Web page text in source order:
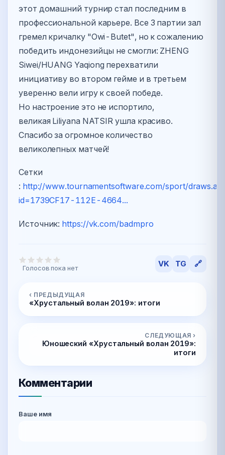
этот домашний турнир стал последним в
профессиональной карьере. Все 3 партии зал
гремел кричалку "Owi-Butet", но к сожалению
победить индонезийцы не смогли: ZHENG
Siwei/HUANG Yaqiong перехватили
инициативу во втором гейме и в третьем
уверенно вели игру к своей победе.
Но настроение это не испортило,
великая Liliyana NATSIR ушла красиво.
Спасибо за огромное количество
великолепных матчей!
Сетки
: http://www.tournamentsoftware.com/sport/
id=1739CF17-112E-4664...
Источник: https://vk.com/badmpro
Голосов пока нет VK TG 🔗
‹ ПРЕДЫДУЩАЯ
«Хрустальный волан 2019»: итоги
СЛЕДУЮЩАЯ ›
Юношеский «Хрустальный волан 2019»:
итоги
Комментарии
Ваше имя